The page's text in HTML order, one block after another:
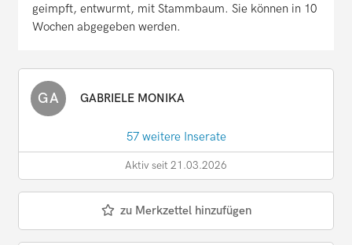
geimpft, entwurmt, mit Stammbaum. Sie können in 10
Wochen abgegeben werden.
GA GABRIELE MONIKA
57 weitere Inserate
Aktiv seit 21.03.2026
zu Merkzettel hinzufügen